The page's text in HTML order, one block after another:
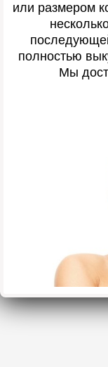
или размером
полностью
Мы